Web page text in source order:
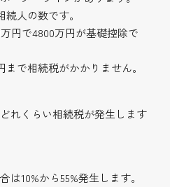
人の数です。
円で4800万円が基礎控除で
で相続税がかかりません。
れくらい相続税が発生します
10%から55%発生します。